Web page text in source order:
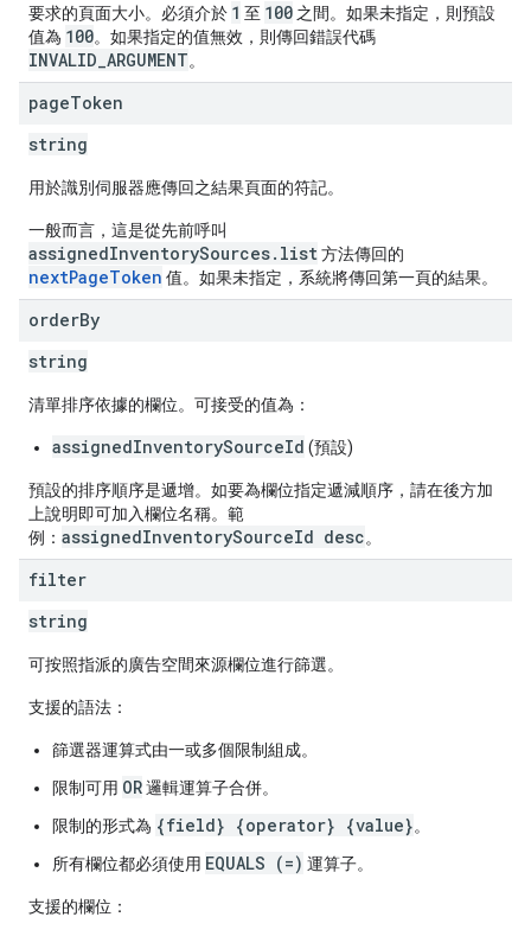
要求的頁面大小。必須介於 1 至 100 之間。如果未指定，則預設
值為 100。如果指定的值無效，則傳回錯誤代碼
INVALID_ARGUMENT。
pageToken
string
用於識別伺服器應傳回之結果頁面的符記。
一般而言，這是從先前呼叫
assignedInventorySources.list方法傳回的
nextPageToken 值。如果未指定，系統將傳回第一頁的結果。
orderBy
string
清單排序依據的欄位。可接受的值為：
assignedInventorySourceId (預設)
預設的排序順序是遞增。如要為欄位指定遞減順序，請在後方加
上說明即可加入欄位名稱。範
例： assignedInventorySourceId desc。
filter
string
可按照指派的廣告空間來源欄位進行篩選。
支援的語法：
篩選器運算式由一或多個限制組成。
限制可用 OR邏輯運算子合併。
限制的形式為 {field} {operator} {value}。
所有欄位都必須使用 EQUALS (=) 運算子。
支援的欄位：